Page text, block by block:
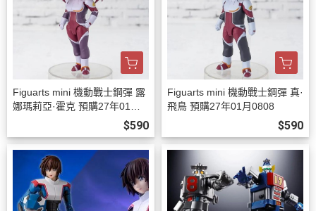
Figuarts mini 機動戰士鋼彈 露
娜瑪莉亞·霍克 預購27年01月0
$590
Figuarts mini 機動戰士鋼彈 真·
飛鳥 預購27年01月0808
$590